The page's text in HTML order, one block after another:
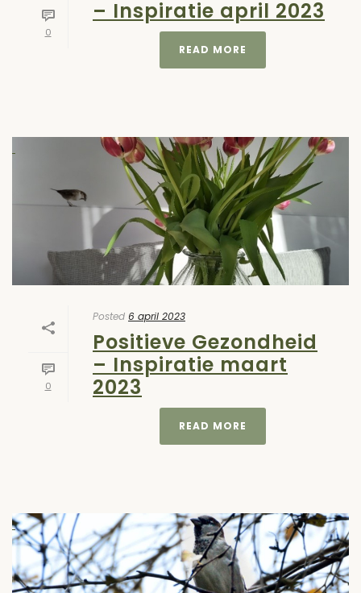
0
– Inspiratie april 2023
READ MORE
0
Posted 6 april 2023
Positieve Gezondheid
– Inspiratie maart
2023
READ MORE